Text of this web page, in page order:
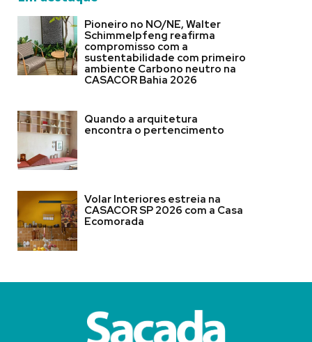
Pioneiro no NO/NE, Walter
Schimmelpfeng reafirma
compromisso com a
sustentabilidade com primeiro
ambiente Carbono neutro na
CASACOR Bahia 2026
Quando a arquitetura
encontra o pertencimento
Volar Interiores estreia na
CASACOR SP 2026 com a Casa
Ecomorada